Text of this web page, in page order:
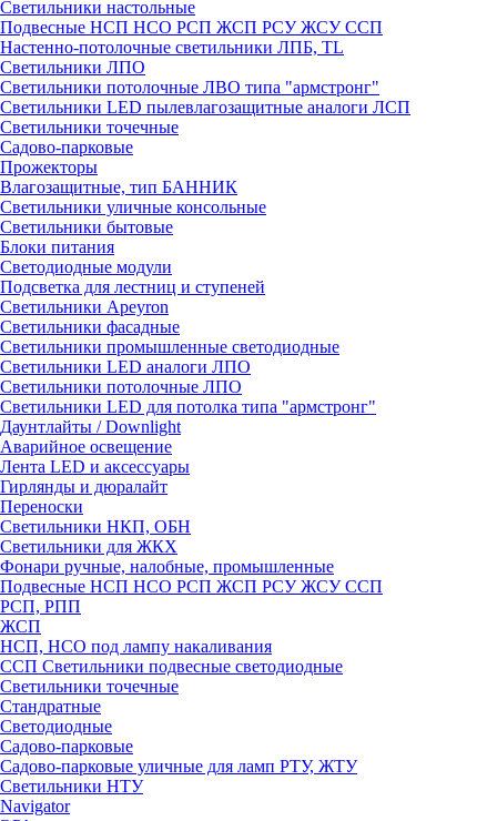
Светильники настольные
Подвесные НСП НСО РСП ЖСП РСУ ЖСУ ССП
Настенно-потолочные светильники ЛПБ, TL
Светильники ЛПО
Светильники потолочные ЛВО типа "армстронг"
Светильники LED пылевлагозащитные аналоги ЛСП
Светильники точечные
Садово-парковые
Прожекторы
Влагозащитные, тип БАННИК
Светильники уличные консольные
Светильники бытовые
Блоки питания
Светодиодные модули
Подсветка для лестниц и ступеней
Светильники Apeyron
Светильники фасадные
Светильники промышленные светодиодные
Светильники LED аналоги ЛПО
Светильники потолочные ЛПО
Светильники LED для потолка типа "армстронг"
Даунтлайты / Downlight
Аварийное освещение
Лента LED и аксессуары
Гирлянды и дюралайт
Переноски
Светильники НКП, ОБН
Светильники для ЖКХ
Фонари ручные, налобные, промышленные
Подвесные НСП НСО РСП ЖСП РСУ ЖСУ ССП
РСП, РПП
ЖСП
НСП, НСО под лампу накаливания
ССП Светильники подвесные светодиодные
Светильники точечные
Стандратные
Светодиодные
Садово-парковые
Садово-парковые уличные для ламп РТУ, ЖТУ
Светильники НТУ
Navigator